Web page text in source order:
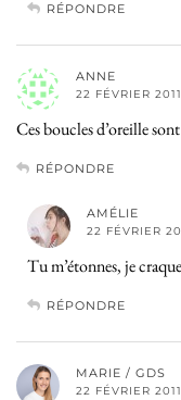
RÉPONDRE
ANNE
22 FÉVRIER
Ces boucles d’oreille
RÉPONDRE
AMÉLIE
22 FÉVRIER
Tu m’étonnes, je
RÉPONDRE
MARIE / GDS
22 FÉVRIER